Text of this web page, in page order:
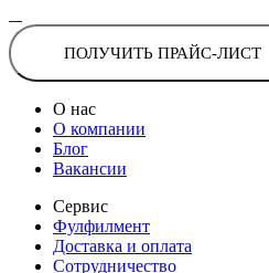
ПОЛУЧИТЬ ПРАЙС-ЛИСТ
О нас
О компании
Блог
Вакансии
Сервис
Фулфилмент
Доставка и оплата
Сотрудничество